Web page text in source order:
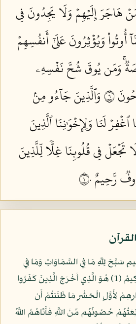
هَاجَرَ إِلَيۡهِمۡ وَلَا يَجِدُونَ فِي
وَيُؤۡثِرُونَ عَلَىٰٓ أَنفُسِهِمۡ
وَمَن يُوقَ شُحَّ نَفۡسِهِۦ
٩
وَٱلَّذِينَ جَآءُو مِنۢ
لَنَا وَلِإِخۡوَٰنِنَا ٱلَّذِينَ
تَجۡعَلۡ فِي قُلُوبِنَا غِلّٗا لِّلَّذِينَ
رَّحِيمٌ ١٠
سَبَّحَ لِلَّهِ مَا فِي السَّمَاوَاتِ وَمَا فِي
الْأَرْضِ وَهُوَ الْعَزِيزُ الْحَكِيمُ (1) هُوَ الَّذِي أَخْرَجَ الَّذِينَ كَفَرُوا
لِأَوَّلِ الْحَشْرِ مَا ظَنَنتُمْ أَن
حُصُونُهُم مِّنَ اللَّهِ فَأَتَاهُمُ اللَّهُ